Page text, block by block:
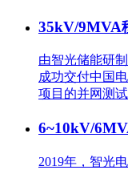
35kV/9MVA
由智光储能研
成功交付中国
项目的并网测试
6~10kV/
2019年，智光